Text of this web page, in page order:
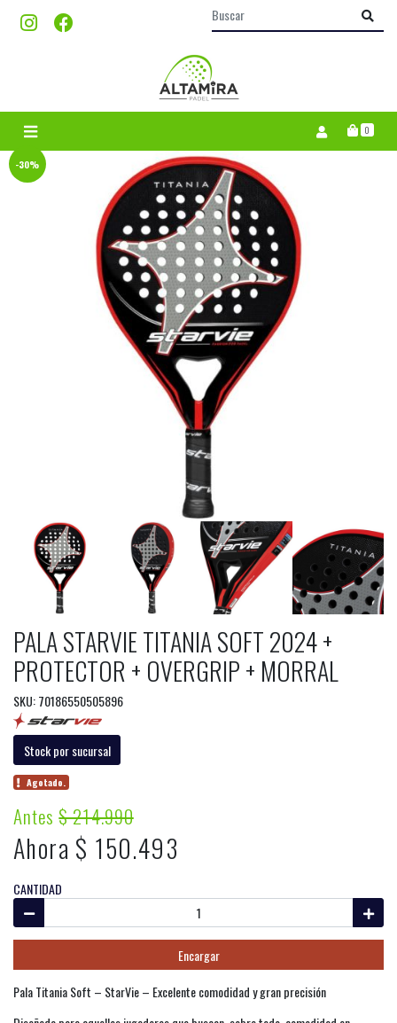
0
-30%
PALA STARVIE TITANIA SOFT 2024 +
PROTECTOR + OVERGRIP + MORRAL
SKU: 70186550505896
Stock por sucursal
Agotado.
Antes$ 214.990
Ahora $ 150.493
CANTIDAD
Encargar
Pala Titania Soft – StarVie – Excelente comodidad y gran precisión